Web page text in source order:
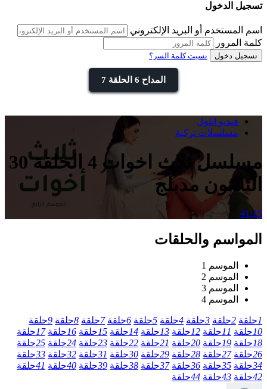
تسجيل الدخول
اسم المستخدم أو البريد الإلكتروني
كلمة المرور
تسجيل دخول نسيت كلمة السر؟
المداح 6 الحلقة 7
فيديو ايلول
مسلسلات تركية
مسلسل ثلاث اخوات 4 الحلقة 30
الثلاثون مدبلج
41:15
المواسم والحلقات
الموسم 1
الموسم 2
الموسم 3
الموسم 4
1حلقة 2حلقة 3حلقة 4حلقة 5حلقة 6حلقة 7حلقة 8حلقة 9حلقة
10حلقة 11حلقة 12حلقة 13حلقة 14حلقة 15حلقة 16حلقة 17حلقة
18حلقة 19حلقة 20حلقة 21حلقة 22حلقة 23حلقة 24حلقة 25حلقة
26حلقة 27حلقة 28حلقة 29حلقة 30حلقة 31حلقة 32حلقة 33حلقة
34حلقة 35حلقة 36حلقة 37حلقة 38حلقة 39حلقة 40حلقة 41حلقة
42حلقة 43حلقة 44حلقة